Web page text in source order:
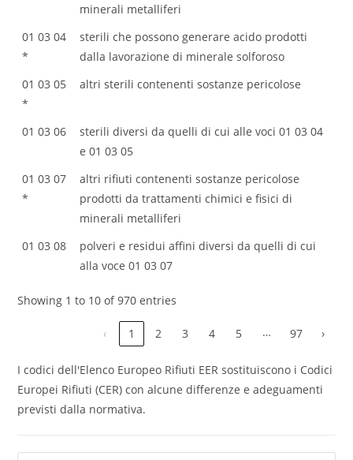
minerali metalliferi
01 03 04
*
sterili che possono generare acido prodotti
dalla lavorazione di minerale solforoso
01 03 05
*
altri sterili contenenti sostanze pericolose
01 03 06
sterili diversi da quelli di cui alle voci 01 03 04
e 01 03 05
01 03 07
*
altri rifiuti contenenti sostanze pericolose
prodotti da trattamenti chimici e fisici di
minerali metalliferi
01 03 08
polveri e residui affini diversi da quelli di cui
alla voce 01 03 07
Showing 1 to 10 of 970 entries
‹ 1 2 3 4 5 … 97 ›
I codici dell'Elenco Europeo Rifiuti EER sostituiscono i Codici
Europei Rifiuti (CER) con alcune differenze e adeguamenti
previsti dalla normativa.